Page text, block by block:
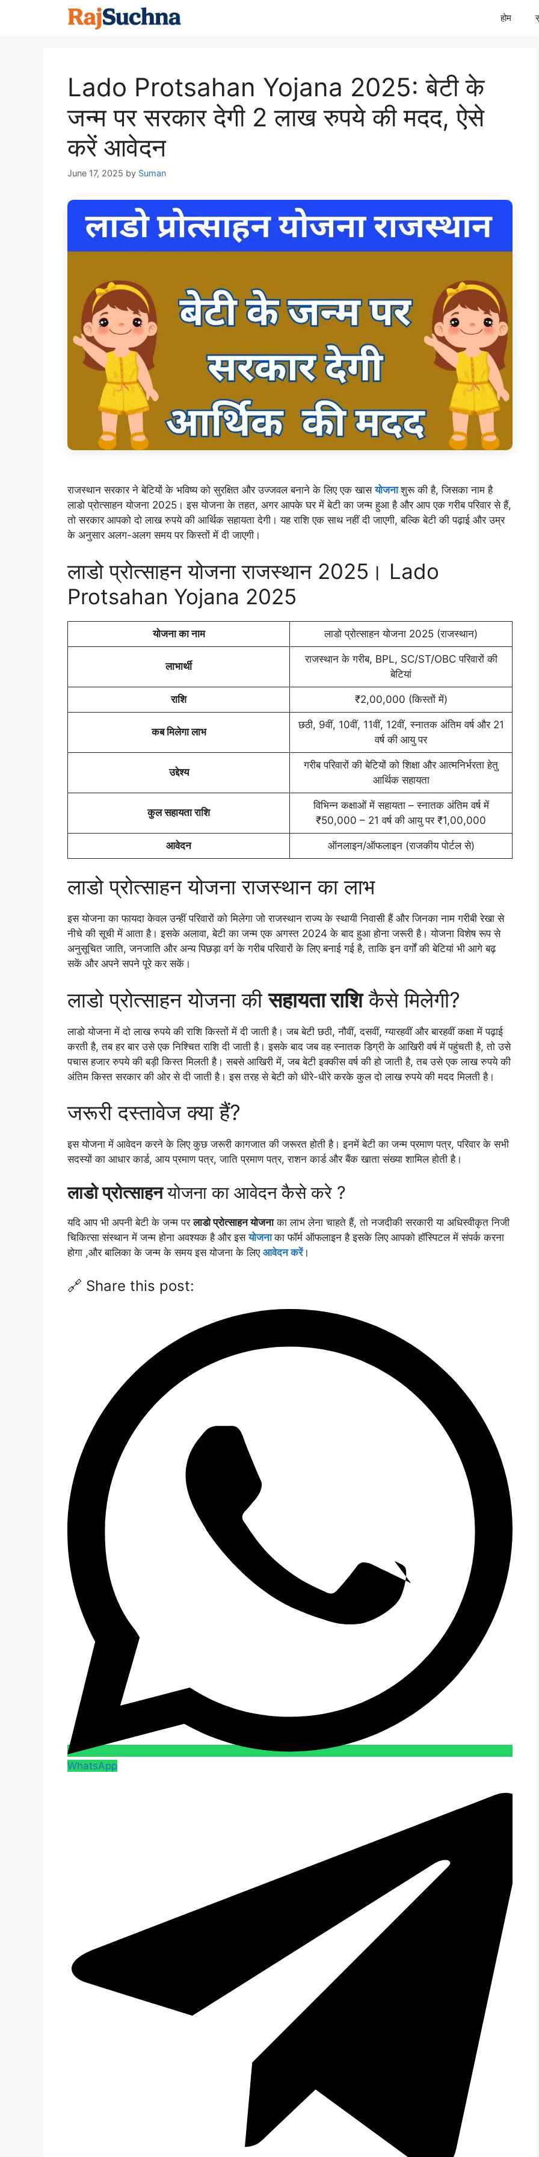
होम
Lado Protsahan Yojana 2025: बेटी के
जन्म पर सरकार देगी 2 लाख रुपये की मदद, ऐसे
करें आवेदन
June 17, 2025 by Suman
राजस्थान सरकार ने बेटियों के भविष्य को सुरक्षित और उज्जवल बनाने के लिए एक खासयोजना शुरू की है, जिसका नाम है
लाडो प्रोत्साहन योजना 2025। इस योजना के तहत, अगर आपके घर में बेटी का जन्म हुआ है और आप एक गरीब परिवार से हैं,
तो सरकार आपको दो लाख रुपये की आर्थिक सहायता देगी। यह राशि एक साथ नहीं दी जाएगी, बल्कि बेटी की पढ़ाई और उम्र
के अनुसार अलग-अलग समय पर किस्तों में दी जाएगी।
लाडो प्रोत्साहन योजना राजस्थान 2025। Lado
Protsahan Yojana 2025
योजना का नाम लाडो प्रोत्साहन योजना 2025 (राजस्थान)
लाभार्थी
राजस्थान के गरीब, BPL, SC/ST/OBC परिवारों की
बेटियां
राशि ₹2,00,000 (किस्तों में)
कब मिलेगा लाभ
छठी, 9वीं, 10वीं, 11वीं, 12वीं, स्नातक अंतिम वर्ष और 21
वर्ष की आयु पर
उद्देश्य
गरीब परिवारों की बेटियों को शिक्षा और आत्मनिर्भरता हेतु
आर्थिक सहायता
कुल सहायता राशि
विभिन्न कक्षाओं में सहायता – स्नातक अंतिम वर्ष में
₹50,000 – 21 वर्ष की आयु पर ₹1,00,000
आवेदन ऑनलाइन/ऑफलाइन (राजकीय पोर्टल से)
लाडो प्रोत्साहन योजना राजस्थान का लाभ
इस योजना का फायदा केवल उन्हीं परिवारों को मिलेगा जो राजस्थान राज्य के स्थायी निवासी हैं और जिनका नाम गरीबी रेखा से
नीचे की सूची में आता है। इसके अलावा, बेटी का जन्म एक अगस्त 2024 के बाद हुआ होना जरूरी है। योजना विशेष रूप से
अनुसूचित जाति, जनजाति और अन्य पिछड़ा वर्ग के गरीब परिवारों के लिए बनाई गई है, ताकि इन वर्गों की बेटियां भी आगे बढ़
सकें और अपने सपने पूरे कर सकें।
लाडो प्रोत्साहन योजना कीसहायता राशिकैसे मिलेगी?
लाडो योजना में दो लाख रुपये की राशि किस्तों में दी जाती है। जब बेटी छठी, नौवीं, दसवीं, ग्यारहवीं और बारहवीं कक्षा में पढ़ाई
करती है, तब हर बार उसे एक निश्चित राशि दी जाती है। इसके बाद जब वह स्नातक डिग्री के आखिरी वर्ष में पहुंचती है, तो उसे
पचास हजार रुपये की बड़ी किस्त मिलती है। सबसे आखिरी में, जब बेटी इक्कीस वर्ष की हो जाती है, तब उसे एक लाख रुपये की
अंतिम किस्त सरकार की ओर से दी जाती है। इस तरह से बेटी को धीरे-धीरे करके कुल दो लाख रुपये की मदद मिलती है।
जरूरी दस्तावेज क्या हैं?
इस योजना में आवेदन करने के लिए कुछ जरूरी कागजात की जरूरत होती है। इनमें बेटी का जन्म प्रमाण पत्र, परिवार के सभी
सदस्यों का आधार कार्ड, आय प्रमाण पत्र, जाति प्रमाण पत्र, राशन कार्ड और बैंक खाता संख्या शामिल होती है।
लाडो प्रोत्साहनयोजना का आवेदन कैसे करे ?
यदि आप भी अपनी बेटी के जन्म परलाडो प्रोत्साहन योजनाका लाभ लेना चाहते हैं, तो नजदीकी सरकारी या अधिस्वीकृत निजी
चिकित्सा संस्थान में जन्म होना अवश्यक है और इस योजना का फॉर्म ऑफलाइन है इसके लिए आपको हॉस्पिटल में संपर्क करना
होगा ,और बालिका के जन्म के समय इस योजना के लिए आवेदन करें।
🔗 Share this post:
WhatsApp